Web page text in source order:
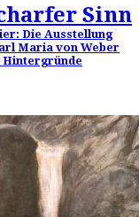
Sinn
Die Ausstellung
Maria von Weber
Hintergründe